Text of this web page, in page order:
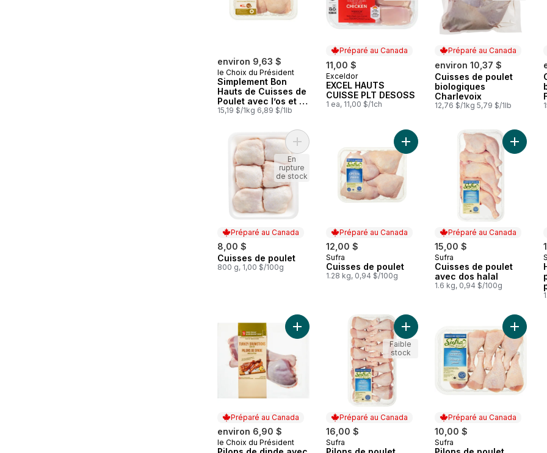
environ 9,63 $
le Choix du Président
Simplement Bon
Hauts de Cuisses de
Poulet avec l’os et la
peau refroidi à l’air
15,19 $/1kg 6,89 $/1lb
Préparé au Canada
11,00 $
Préparé au Canada
Exceldor
EXCEL HAUTS
CUISSE PLT DESOSS
1 ea, 11,00 $/1ch
Préparé au Canada
environ 10,37 $
Préparé au Canada
Cuisses de poulet
biologiques
Charlevoix
12,76 $/1kg 5,79 $/1lb
Préparé au Canada
8,00 $
Préparé au Canada
Cuisses de poulet
800 g, 1,00 $/100g
Ajouter Cuisses de poulet au panier
En
rupture
de stock
Préparé au Canada
12,00 $
Préparé au Canada
Sufra
Cuisses de poulet
1.28 kg, 0,94 $/100g
Ajouter Cuisses de poulet au panier
Préparé au Canada
15,00 $
Préparé au Canada
Sufra
Cuisses de poulet
avec dos halal
1.6 kg, 0,94 $/100g
Ajouter
Préparé au Canada
environ 6,90 $
Préparé au Canada
le Choix du Président
Ajouter Pilons de dinde avec la peau Simplement bon au panier
Préparé au Canada
16,00 $
Préparé au Canada
Sufra
Ajouter Pilons de poulet halal au
Faible
stock
Préparé au Canada
10,00 $
Préparé au Canada
Sufra
Ajouter